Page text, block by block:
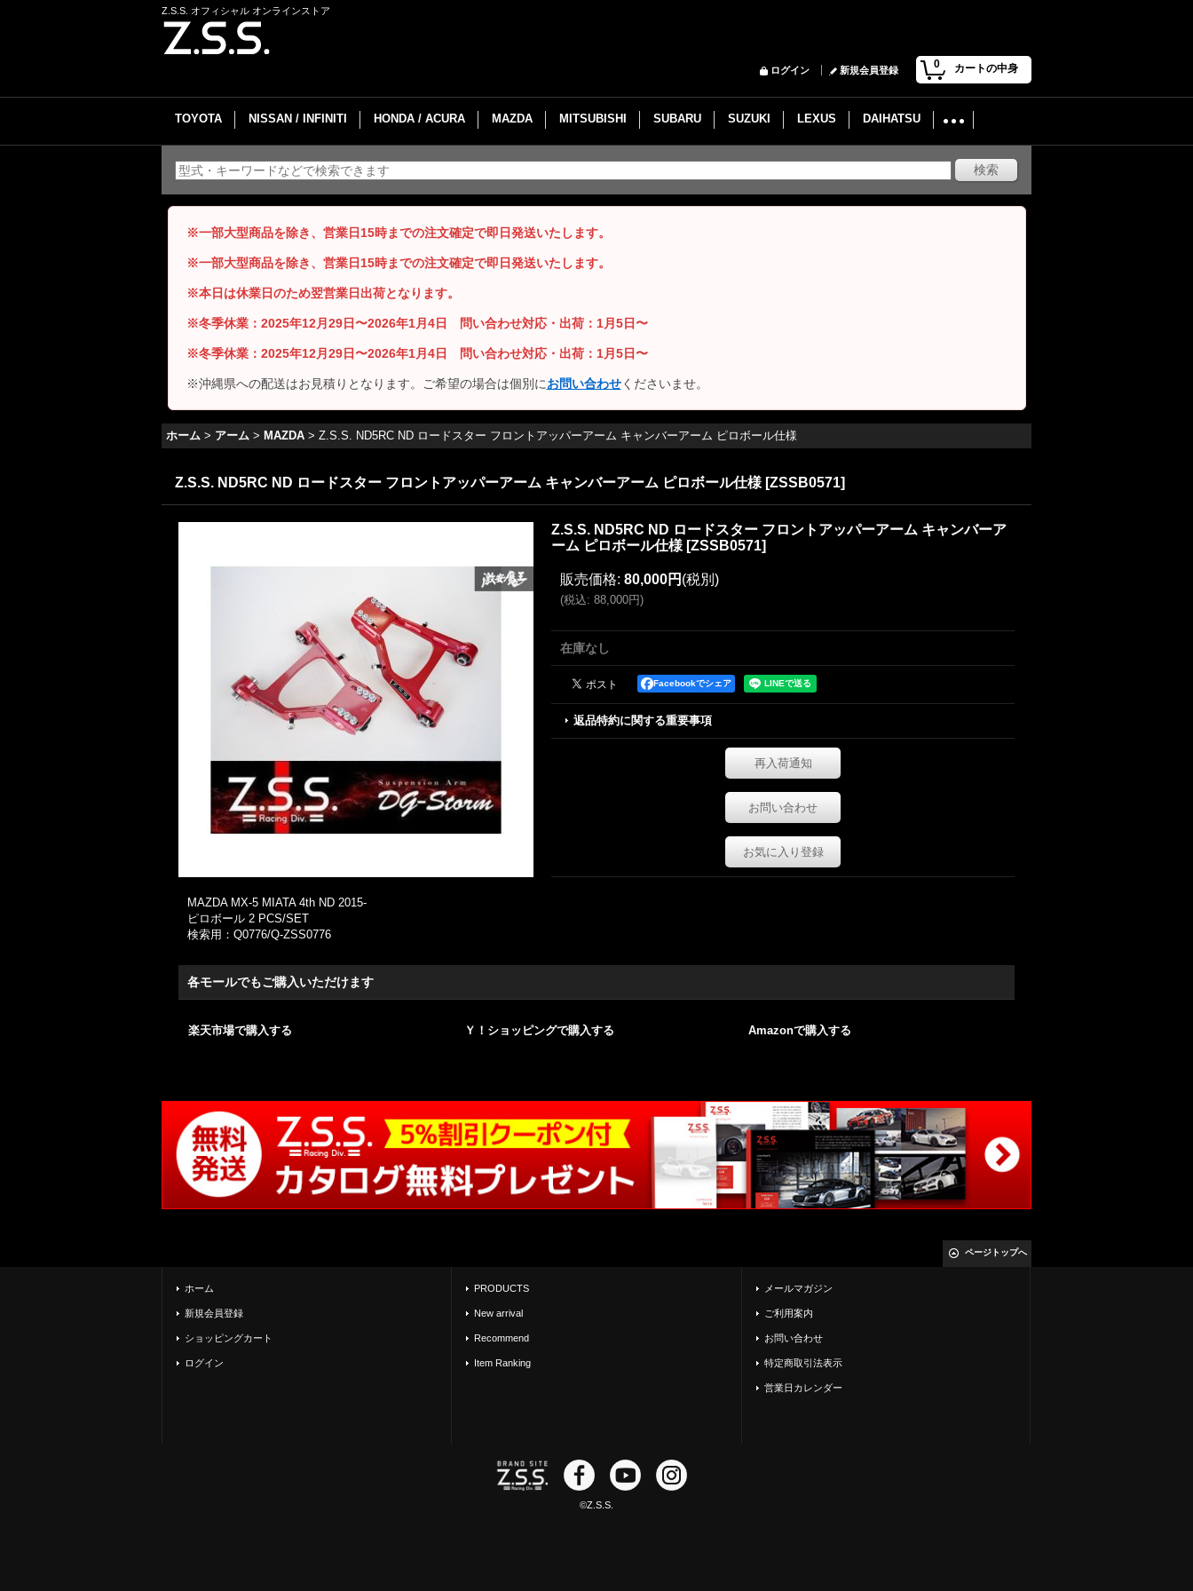
Z.S.S. オフィシャル オンラインストア
0 カートの中身
ログイン 新規会員登録
TOYOTA NISSAN / INFINITI HONDA / ACURA MAZDA MITSUBISHI SUBARU SUZUKI LEXUS DAIHATSU
※一部大型商品を除き、営業日15時までの注文確定で即日発送いたします。
※一部大型商品を除き、営業日15時までの注文確定で即日発送いたします。
※本日は休業日のため翌営業日出荷となります。
※冬季休業：2025年12月29日〜2026年1月4日 問い合わせ対応・出荷：1月5日〜
※冬季休業：2025年12月29日〜2026年1月4日 問い合わせ対応・出荷：1月5日〜
※沖縄県への配送はお見積りとなります。ご希望の場合は個別にお問い合わせくださいませ。
ホーム > アーム > MAZDA > Z.S.S. ND5RC ND ロードスター フロントアッパーアーム キャンバーアーム ピロボール仕様
Z.S.S. ND5RC ND ロードスター フロントアッパーアーム キャンバーアーム ピロボール仕様 [ZSSB0571]
Z.S.S. ND5RC ND ロードスター フロントアッパーアーム キャンバーア
ーム ピロボール仕様 [ZSSB0571]
販売価格: 80,000円 (税別)
(税込: 88,000円)
在庫なし
Facebookでシェア
返品特約に関する重要事項
再入荷通知
お問い合わせ
お気に入り登録
MAZDA MX-5 MIATA 4th ND 2015-
ピロボール 2 PCS/SET
検索用：Q0776/Q-ZSS0776
各モールでもご購入いただけます
楽天市場で購入する Ｙ！ショッピングで購入する Amazonで購入する
ページトップへ
ホーム
新規会員登録
ショッピングカート
ログイン
PRODUCTS
New arrival
Recommend
Item Ranking
メールマガジン
ご利用案内
お問い合わせ
特定商取引法表示
営業日カレンダー
©Z.S.S.